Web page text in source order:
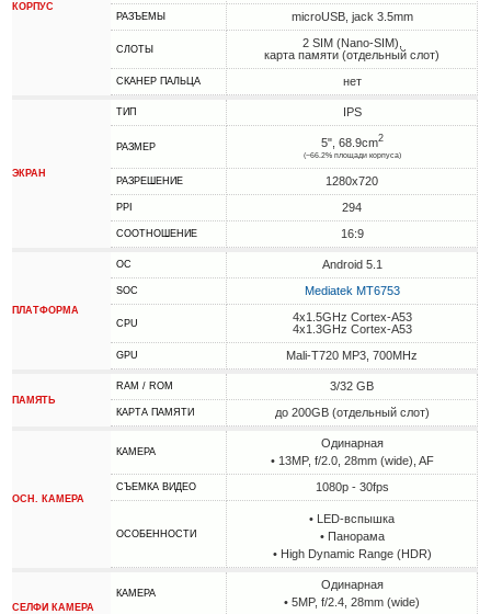
КОРПУС
РАЗЪЕМЫ microUSB, jack 3.5mm
СЛОТЫ
2 SIM (Nano-SIM),
карта памяти (отдельный слот)
СКАНЕР ПАЛЬЦА нет
ЭКРАН
ТИП IPS
РАЗМЕР 5", 68.9cm2
(~66.2% площади корпуса)
РАЗРЕШЕНИЕ 1280x720
PPI 294
СООТНОШЕНИЕ 16:9
ПЛАТФОРМА
ОС Android 5.1
SOC Mediatek MT6753
CPU
4x1.5GHz Cortex-A53
4x1.3GHz Cortex-A53
GPU Mali-T720 MP3, 700MHz
ПАМЯТЬ
RAM / ROM 3/32 GB
КАРТА ПАМЯТИ до 200GB (отдельный слот)
ОСН. КАМЕРА
КАМЕРА
Одинарная
• 13MP, f/2.0, 28mm (wide), AF
СЪЕМКА ВИДЕО 1080p - 30fps
ОСОБЕННОСТИ
• LED-вспышка
• Панорама
• High Dynamic Range (HDR)
СЕЛФИ КАМЕРА
КАМЕРА
Одинарная
• 5MP, f/2.4, 28mm (wide)